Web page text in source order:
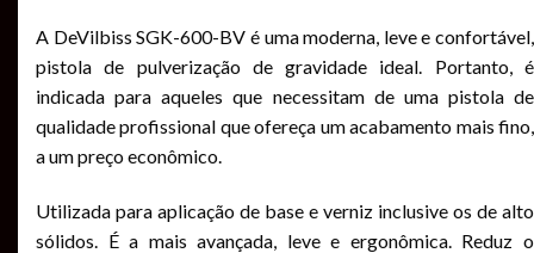
A DeVilbiss SGK-600-BV é uma moderna, leve e confortável,
pistola de pulverização de gravidade ideal. Portanto, é
indicada para aqueles que necessitam de uma pistola de
qualidade profissional que ofereça um acabamento mais fino,
a um preço econômico.
Utilizada para aplicação de base e verniz inclusive os de alto
sólidos. É a mais avançada, leve e ergonômica. Reduz o